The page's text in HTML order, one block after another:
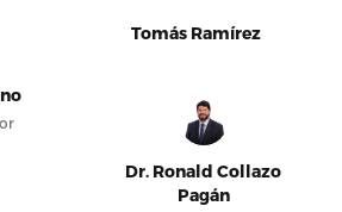
Tomás Ramírez
Dr. Ronald Collazo
Pagán